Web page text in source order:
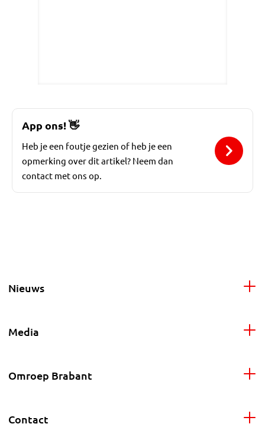
App ons!👋
Heb je een foutje gezien of heb je een
opmerking over dit artikel? Neem dan
contact met ons op.
Nieuws
Media
Omroep Brabant
Contact